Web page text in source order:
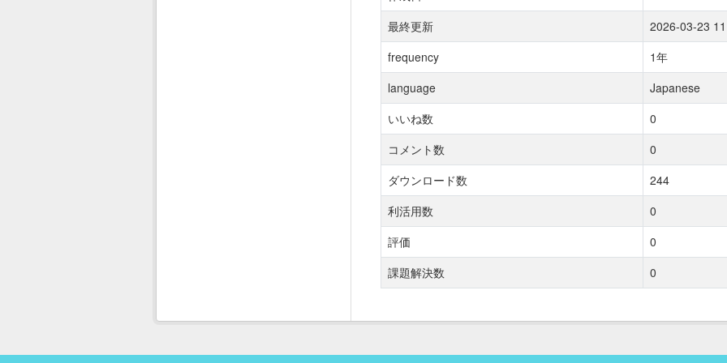
最終更新
2026-03-23
frequency
1年
language
Japanese
いいね数
0
コメント数
0
ダウンロード数
244
利活用数
0
評価
0
課題解決数
0